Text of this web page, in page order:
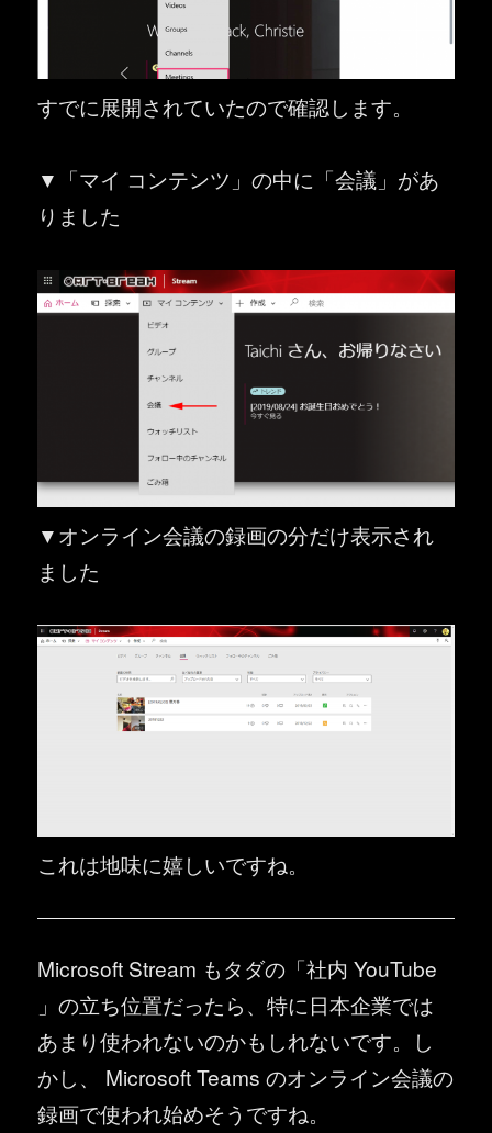
すでに展開されていたので確認します。
▼「マイ コンテンツ」の中に「会議」があ
りました
▼オンライン会議の録画の分だけ表示され
ました
これは地味に嬉しいですね。
Microsoft Stream もタダの「社内 YouTube
」の立ち位置だったら、特に日本企業では
あまり使われないのかもしれないです。し
かし、 Microsoft Teams のオンライン会議の
録画で使われ始めそうですね。